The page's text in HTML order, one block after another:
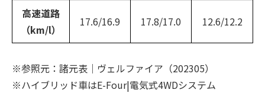
高速道路
（km/l）
17.6/16.9 17.8/17.0 12.6/12.2
※参照元：諸元表｜ヴェルファイア（202305）
※ハイブリッド車はE-Four|電気式4WDシステム